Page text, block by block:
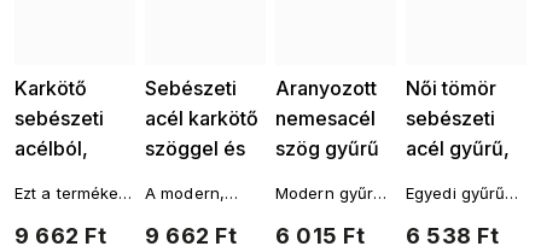
Karkötő
sebészeti
acélból,
cirkóniával
9 662 Ft
Ezt a terméket
kiegészítőkkel
Sebészeti
acél karkötő
szöggel és
kövekkel
1817
9 662 Ft
A modern,
ihletett karkötő
Aranyozott
nemesacél
szög gyűrű
6 015 Ft
Modern gyűrű
formájú
Női tömör
sebészeti
acél gyűrű,
aranyozott,
cirkónium
6 538 Ft
Egyedi gyűrű
csillogással,